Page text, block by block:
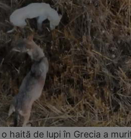
haită de lupi în Grecia a